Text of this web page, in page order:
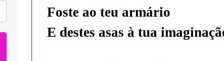
Foste ao teu armário
E destes asas à tua